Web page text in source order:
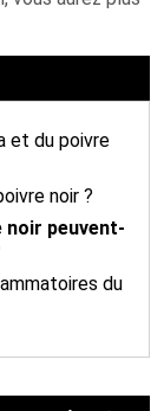
et du poivre
noir ?
noir peuvent-
du